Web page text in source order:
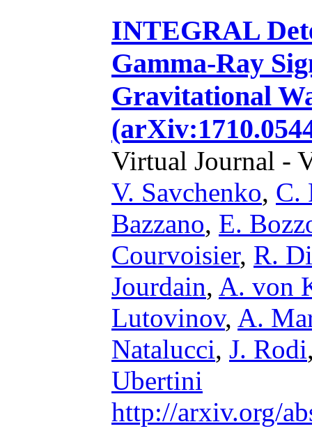
INTEGRAL
Gamma-Ray
Gravitational
Virtual Journal -
V. Savchenko, C.
Bazzano, E.
Courvoisier, R.
Jourdain, A. von
Lutovinov, A.
Natalucci, J. Rodi
Ubertini
http://arxiv.org/